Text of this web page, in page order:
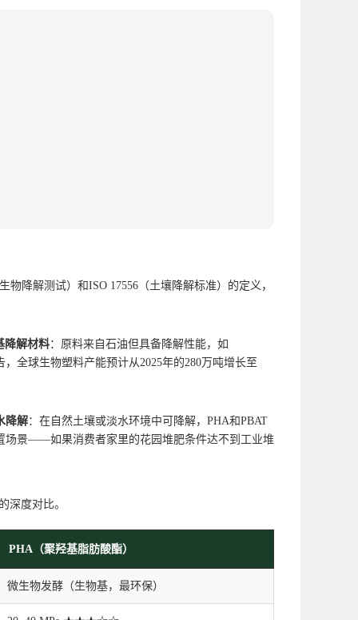
降解测试）和ISO 17556（土壤降解标准）的定义，
降解材料：原料来自石油但具备降解性能，如
全球生物塑料产能预计从2025年的280万吨增长至
降解：在自然土壤或淡水环境中可降解，PHA和PBAT
场景——如果消费者家里的花园堆肥条件达不到工业堆
深度对比。
PHA（聚羟基脂肪酸酯）
微生物发酵（生物基，最环保）